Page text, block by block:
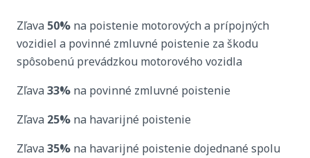
Zľava 50% na poistenie motorových a prípojných
vozidiel a povinné zmluvné poistenie za škodu
spôsobenú prevádzkou motorového vozidla
Zľava 33% na povinné zmluvné poistenie
Zľava 25% na havarijné poistenie
Zľava 35% na havarijné poistenie dojednané spolu